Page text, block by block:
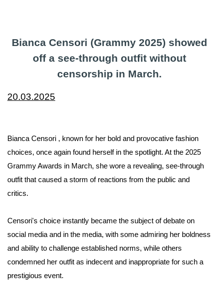
Bianca Censori (Grammy 2025) showed
off a see-through outfit without
censorship in March.
20.03.2025
Bianca Censori , known for her bold and provocative fashion
choices, once again found herself in the spotlight. At the 2025
Grammy Awards in March, she wore a revealing, see-through
outfit that caused a storm of reactions from the public and
critics.
Censori's choice instantly became the subject of debate on
social media and in the media, with some admiring her boldness
and ability to challenge established norms, while others
condemned her outfit as indecent and inappropriate for such a
prestigious event.